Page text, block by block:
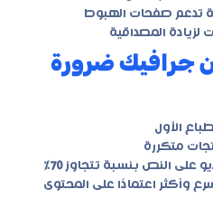
تدعم صفحات الهبوط
لزيادة المصداقية
جرافيك ضرورة
الأول
متكررة
على النص بنسبة تتجاوز70٪
وأكثر اعتمادًا على المحتوى